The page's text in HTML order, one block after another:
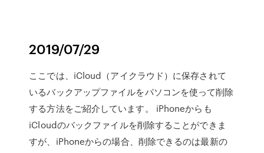
2019/07/29
ここでは、iCloud（アイクラウド）に保存されて
いるバックアップファイルをパソコンを使って削除
する方法をご紹介しています。 iPhoneからも
iCloudのバックファイルを削除することができま
すが、iPhoneからの場合、削除できるのは最新の